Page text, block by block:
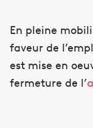
En pleine
faveur de
est mise en
fermeture de l’